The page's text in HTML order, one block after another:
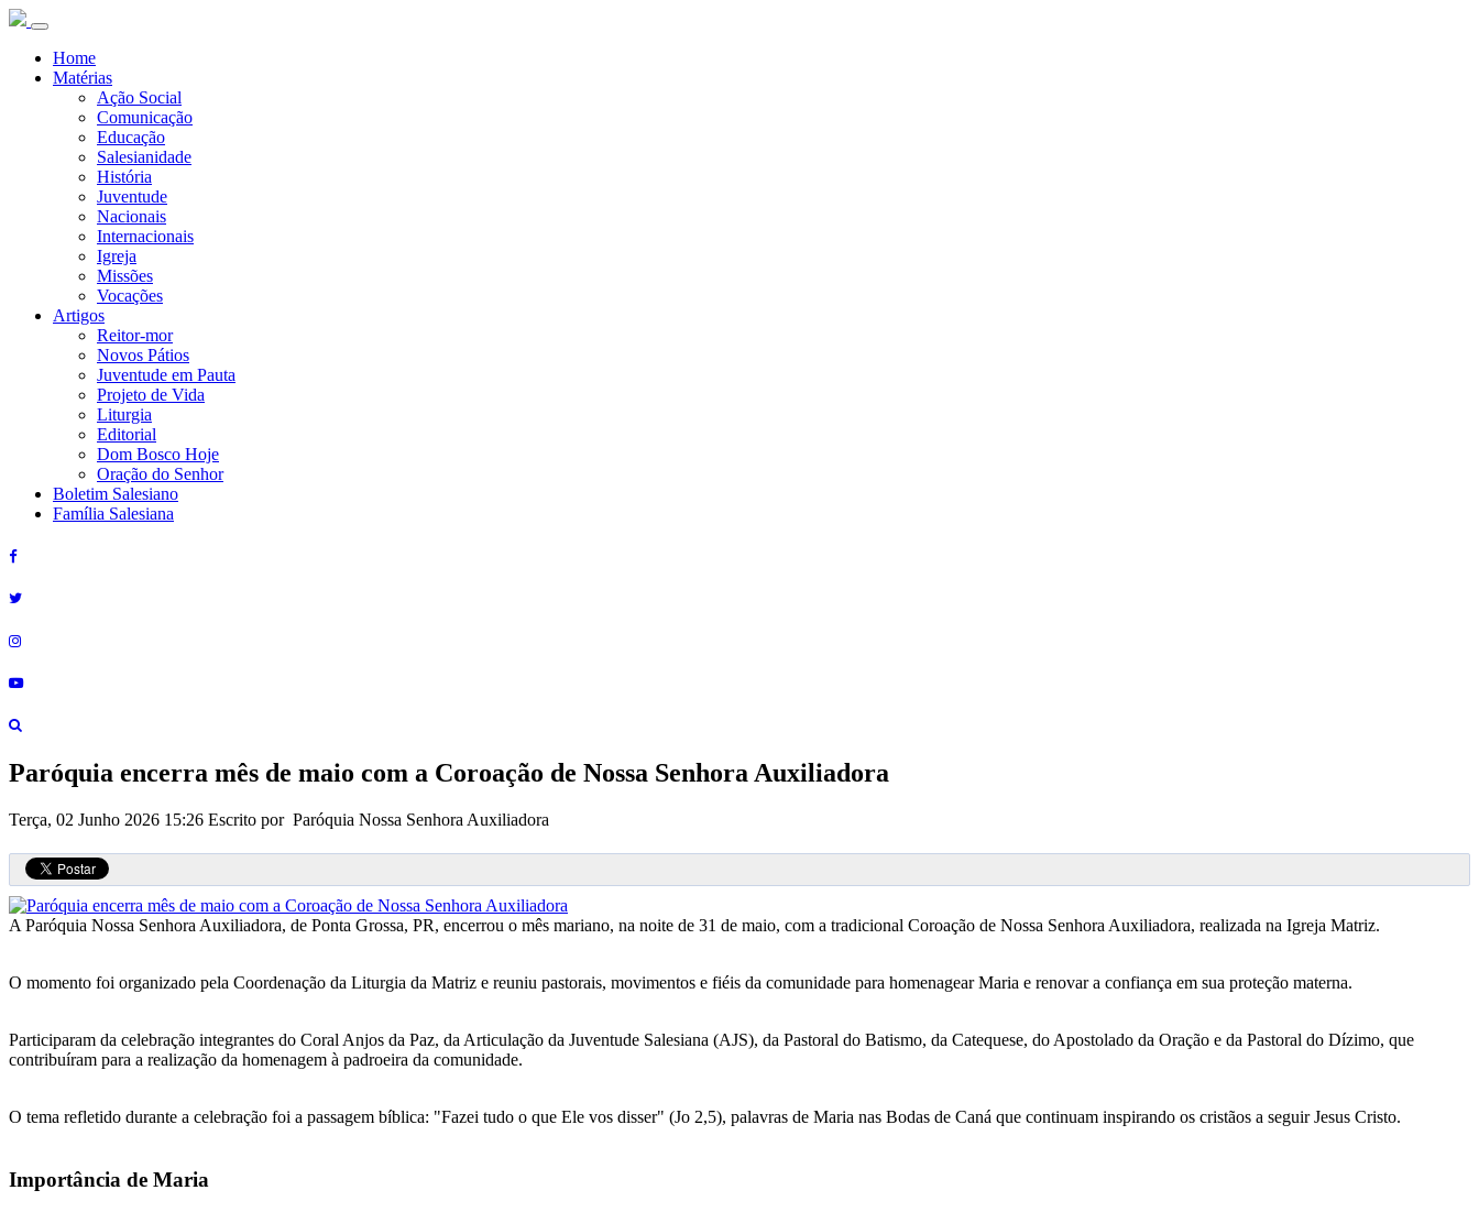
Home
Matérias
Ação Social
Comunicação
Educação
Salesianidade
História
Juventude
Nacionais
Internacionais
Igreja
Missões
Vocações
Artigos
Reitor-mor
Novos Pátios
Juventude em Pauta
Projeto de Vida
Liturgia
Editorial
Dom Bosco Hoje
Oração do Senhor
Boletim Salesiano
Família Salesiana
Paróquia encerra mês de maio com a Coroação de Nossa Senhora Auxiliadora
Terça, 02 Junho 2026 15:26 Escrito por Paróquia Nossa Senhora Auxiliadora
A Paróquia Nossa Senhora Auxiliadora, de Ponta Grossa, PR, encerrou o mês mariano, na noite de 31 de maio, com a tradicional Coroação de Nossa Senhora Auxiliadora, realizada na Igreja Matriz.
O momento foi organizado pela Coordenação da Liturgia da Matriz e reuniu pastorais, movimentos e fiéis da comunidade para homenagear Maria e renovar a confiança em sua proteção materna.
Participaram da celebração integrantes do Coral Anjos da Paz, da Articulação da Juventude Salesiana (AJS), da Pastoral do Batismo, da Catequese, do Apostolado da Oração e da Pastoral do Dízimo, que
contribuíram para a realização da homenagem à padroeira da comunidade.
O tema refletido durante a celebração foi a passagem bíblica: "Fazei tudo o que Ele vos disser" (Jo 2,5), palavras de Maria nas Bodas de Caná que continuam inspirando os cristãos a seguir Jesus Cristo.
Importância de Maria